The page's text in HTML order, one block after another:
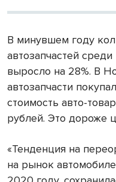
В минувшем году
автозапчастей
выросло на 28%. В
автозапчасти
стоимость авто-
рублей. Это дороже
«Тенденция на
на рынок